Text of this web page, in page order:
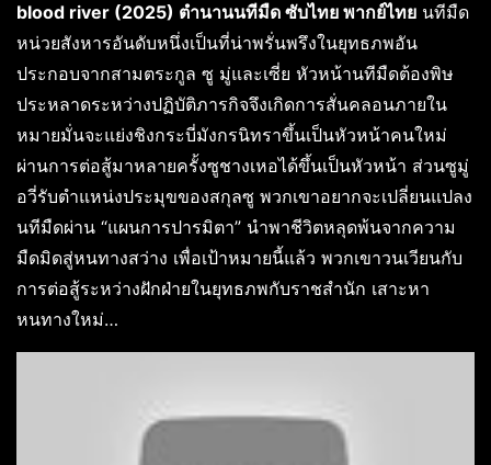
blood river (2025) ตำนานนทีมืด ซับไทย พากย์ไทย นทีมืด
หน่วยสังหารอันดับหนึ่งเป็นที่น่าพรั่นพรึงในยุทธภพอัน
ประกอบจากสามตระกูล ซู มู่และเซี่ย หัวหน้านทีมืดต้องพิษ
ประหลาดระหว่างปฏิบัติภารกิจจึงเกิดการสั่นคลอนภายใน
หมายมั่นจะแย่งชิงกระบี่มังกรนิทราขึ้นเป็นหัวหน้าคนใหม่
ผ่านการต่อสู้มาหลายครั้งซูชางเหอได้ขึ้นเป็นหัวหน้า ส่วนซูมู่
อวี่รับตำแหน่งประมุขของสกุลซู พวกเขาอยากจะเปลี่ยนแปลง
นทีมืดผ่าน “แผนการปารมิตา” นำพาชีวิตหลุดพ้นจากความ
มืดมิดสู่หนทางสว่าง เพื่อเป้าหมายนี้แล้ว พวกเขาวนเวียนกับ
การต่อสู้ระหว่างฝักฝ่ายในยุทธภพกับราชสำนัก เสาะหา
หนทางใหม่…